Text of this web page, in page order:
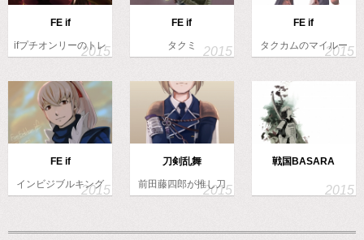
FE if
ifプチオンリーのトレ
カ企画に…
FE if
タクミ
FE if
タクカムのマイルー
ムのアレ。ノ…
FE if
インビジブルキング
ダム編クリア…
刀剣乱舞
前田藤四郎が推し刀
です。
戦国BASARA